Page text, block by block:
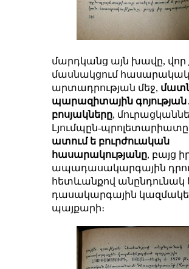
մարդկանց այն խավը, վոր
մասնակցում
արտադրության մեջ,
պարազիտային գոյության․
բոսյակները,
Լյումպըն-պրոլետարիատը
ատում ե բուրժուական
հասարակությանը, բայց
ապադասակարգային
հետևանքով անընդունակ
դասակարգային
պայքարի։